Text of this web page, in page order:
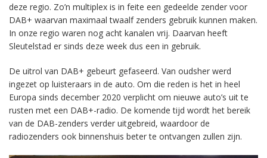
deze regio. Zo’n multiplex is in feite een gedeelde zender voor
DAB+ waarvan maximaal twaalf zenders gebruik kunnen maken.
In onze regio waren nog acht kanalen vrij. Daarvan heeft
Sleutelstad er sinds deze week dus een in gebruik.
De uitrol van DAB+ gebeurt gefaseerd. Van oudsher werd
ingezet op luisteraars in de auto. Om die reden is het in heel
Europa sinds december 2020 verplicht om nieuwe auto’s uit te
rusten met een DAB+-radio. De komende tijd wordt het bereik
van de DAB-zenders verder uitgebreid, waardoor de
radiozenders ook binnenshuis beter te ontvangen zullen zijn.